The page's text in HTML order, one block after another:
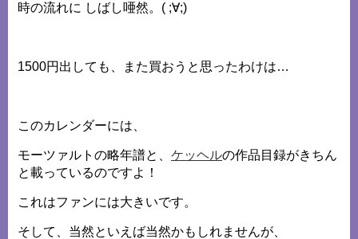
時の流れに しばし唖然。( ;∀;)
1500円出しても、また買おうと思ったわけは…
このカレンダーには、
モーツァルトの略年譜と、 ケッヘルの作品目録がきちん
と載っているのですよ！
これはファンには大きいです。
そして、当然といえば当然かもしれませんが、